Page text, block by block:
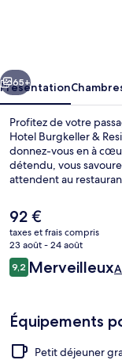
Residenz
Kerstinghaus
Suivant
65+
Présentation
Profitez de votre
Hotel Burgkeller &
donnez-vous en à
détendu, vous
attendent au
à remous. Les autres
L'hébergement se
publics. Station S-
Le
prix
actuel
est
de
92 €
taxes et frais compris
23 août - 24 août
Avis
voyageurs
9,29,2 sur 10
Merveilleux
Équipements
Petit déjeuner